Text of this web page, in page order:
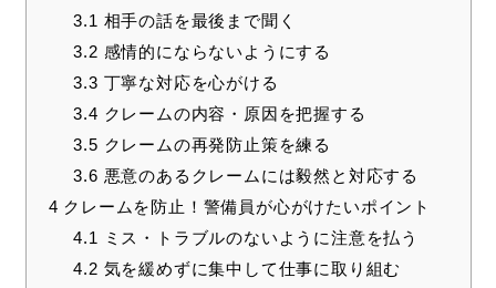
3.1 相手の話を最後まで聞く
3.2 感情的にならないようにする
3.3 丁寧な対応を心がける
3.4 クレームの内容・原因を把握する
3.5 クレームの再発防止策を練る
3.6 悪意のあるクレームには毅然と対応する
4 クレームを防止！警備員が心がけたいポイント
4.1 ミス・トラブルのないように注意を払う
4.2 気を緩めずに集中して仕事に取り組む